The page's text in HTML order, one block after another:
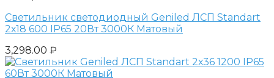
Светильник светодиодный Geniled ЛСП Standart
2х18 600 IP65 20Вт 3000К Матовый
3,298.00 ₽